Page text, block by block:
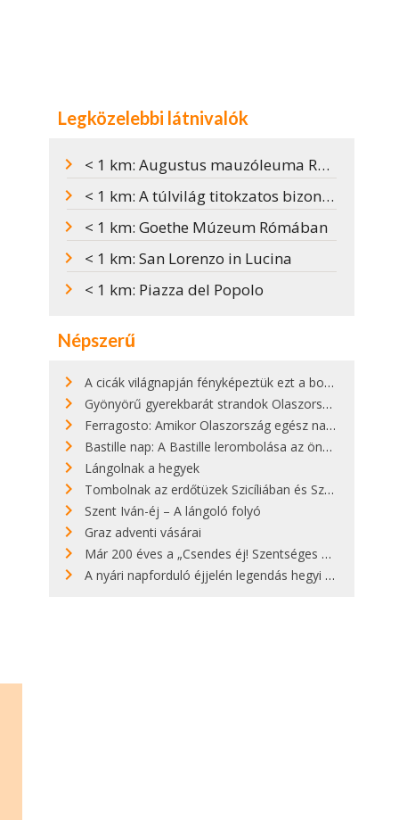
Legközelebbi látnivalók
< 1 km: Augustus mauzóleuma Rómában
< 1 km: A túlvilág titokzatos bizonyítéka Rómában
< 1 km: Goethe Múzeum Rómában
< 1 km: San Lorenzo in Lucina
< 1 km: Piazza del Popolo
Népszerű
A cicák világnapján fényképeztük ezt a bokor alatt hűsölő cicát Kisorosziban
Gyönyörű gyerekbarát strandok Olaszországban - megmutatjuk a 15 legjobbat
Ferragosto: Amikor Olaszország egész nap nyaral
Bastille nap: A Bastille lerombolása az önkényuralom végét jelentette
Lángolnak a hegyek
Tombolnak az erdőtüzek Szicíliában és Szardínián
Szent Iván-éj – A lángoló folyó
Graz adventi vásárai
Már 200 éves a „Csendes éj! Szentséges éj!”
A nyári napforduló éjjelén legendás hegyi tüzek világítják meg Zugspitzét